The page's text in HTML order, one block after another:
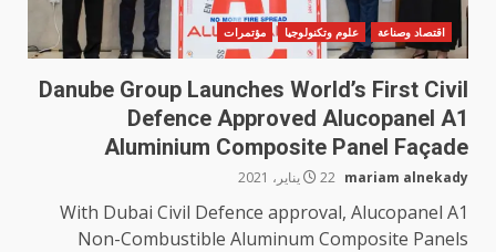
اقتصاد وصناعة علوم وتكنولوجيا مؤتمرات
Danube Group Launches World’s First Civil
Defence Approved Alucopanel A1
Aluminium Composite Panel Façade
mariam alnekady 22 يناير، 2021
With Dubai Civil Defence approval, Alucopanel A1
Non-Combustible Aluminum Composite Panels